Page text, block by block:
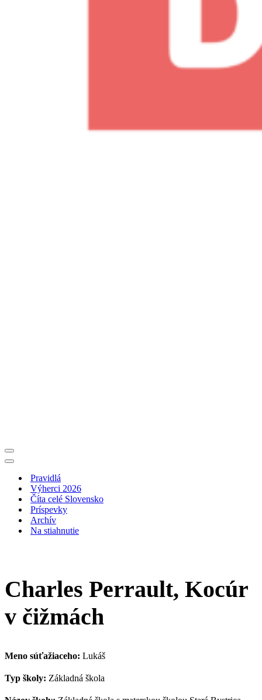
Menu
navigácie
Menu
navigáciePravidlá
Výherci 2026
Číta celé Slovensko
Príspevky
Archív
Na stiahnutie
Charles Perrault, Kocúr
v čižmách
Meno súťažiaceho: Lukáš
Typ školy: Základná škola